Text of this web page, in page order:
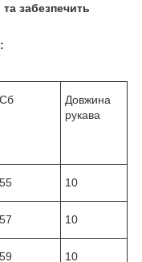
забезпечить
Сб
Довжина
рукава
55 10
57 10
59 10